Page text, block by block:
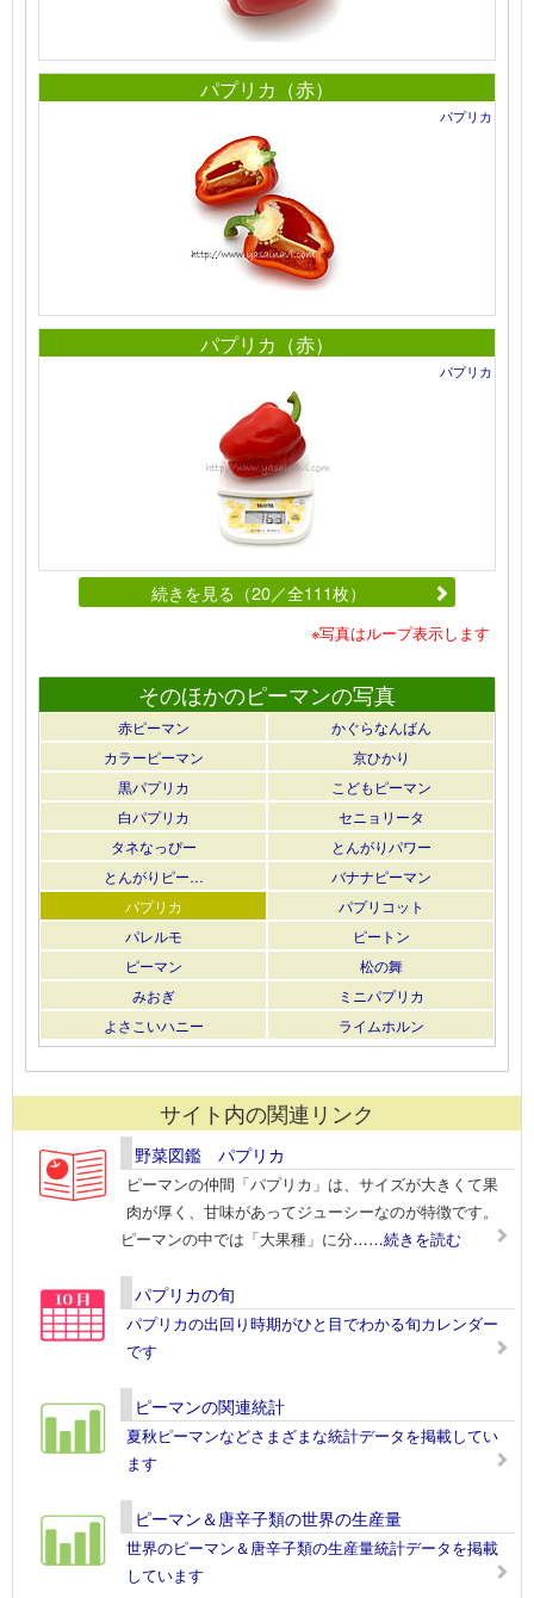
パプリカ（赤）
パプリカ
パプリカ（赤）
パプリカ
続きを見る（20／全111枚）
※写真はループ表示します
そのほかのピーマンの写真
赤ピーマン
かぐらなんばん
カラーピーマン
京ひかり
黒パプリカ
こどもピーマン
白パプリカ
セニョリータ
タネなっぴー
とんがりパワー
とんがりピー…
バナナピーマン
パプリカ
パプリコット
パレルモ
ピートン
ピーマン
松の舞
みおぎ
ミニパプリカ
よさこいハニー
ライムホルン
サイト内の関連リンク
野菜図鑑 パプリカ
ピーマンの仲間「パプリカ」は、サイズが大きくて果
肉が厚く、甘味があってジューシーなのが特徴です。
ピーマンの中では「大果種」に分……続きを読む
パプリカの旬
パプリカの出回り時期がひと目でわかる旬カレンダー
です
ピーマンの関連統計
夏秋ピーマンなどさまざまな統計データを掲載してい
ます
ピーマン＆唐辛子類の世界の生産量
世界のピーマン＆唐辛子類の生産量統計データを掲載
しています